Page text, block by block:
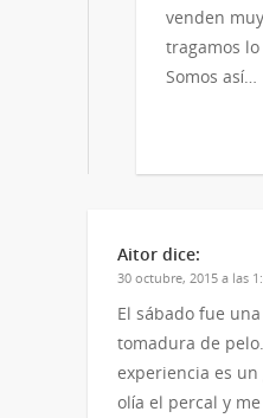
venden
tragamos
Somos así…
Aitor dice:
30 octubre, 2015 a las
El sábado fue
tomadura de
experiencia es un
olía el percal y